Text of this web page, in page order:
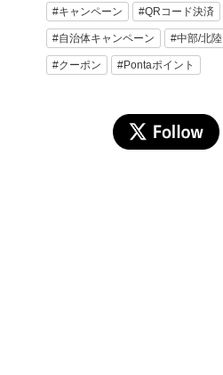
#キャンペーン #QRコード決済
#自治体キャンペーン #中部/北陸
#クーポン #Pontaポイント